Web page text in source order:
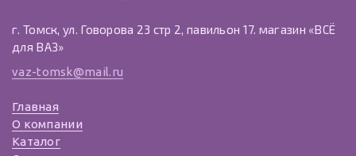
г. Томск, ул. Говорова 23 стр 2, павильон 17. магазин «ВСЁ
для ВАЗ»
vaz-tomsk@mail.ru
Главная
О компании
Каталог